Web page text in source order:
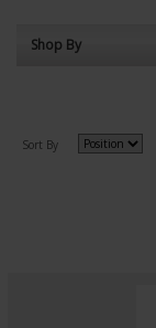
Shop By
Sort By